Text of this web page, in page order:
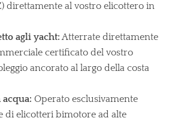
direttamente al vostro elicottero in
agli yacht:Atterrate direttamente
certificato del vostro
ancorato al largo della costa
Operato esclusivamente
di elicotteri bimotore ad alte